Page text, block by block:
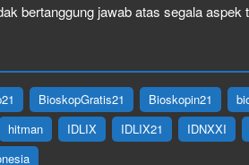
bertanggung jawab atas segala
BioskopGratis21 Bioskopin21
hitman IDLIX IDLIX21 IDNXXI